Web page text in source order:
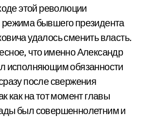
этой революции
режима бывшего президента
удалось сменить власть.
что именно Александр
исполняющим обязанности
после свержения
как на тот момент главы
был совершеннолетним и